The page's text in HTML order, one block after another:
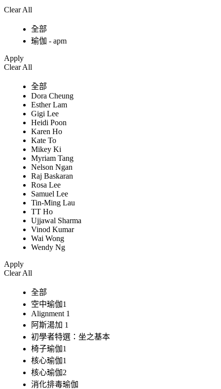
Clear All
全部
瑜伽 - apm
Apply
Clear All
全部
Dora Cheung
Esther Lam
Gigi Lee
Heidi Poon
Karen Ho
Kate To
Mikey Ki
Myriam Tang
Nelson Ngan
Raj Baskaran
Rosa Lee
Samuel Lee
Tin-Ming Lau
TT Ho
Ujjawal Sharma
Vinod Kumar
Wai Wong
Wendy Ng
Apply
Clear All
全部
空中瑜伽1
Alignment 1
阿斯湯加 1
初學者特選：坐之基本
椅子瑜伽1
核心瑜伽1
核心瑜伽2
消化排毒瑜伽